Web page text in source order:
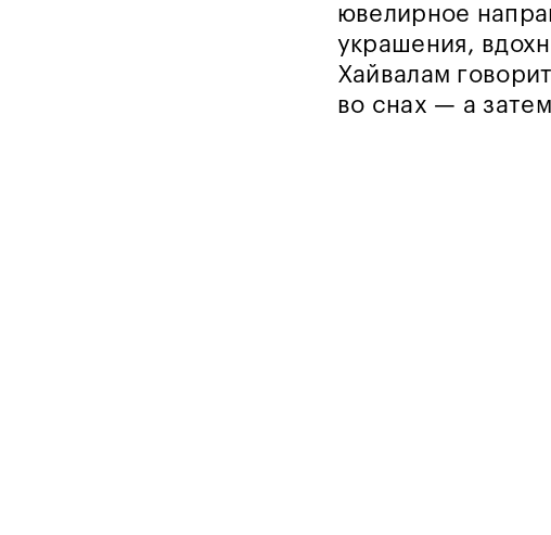
ювелирное
украшения,
Хайвалам
во снах — а